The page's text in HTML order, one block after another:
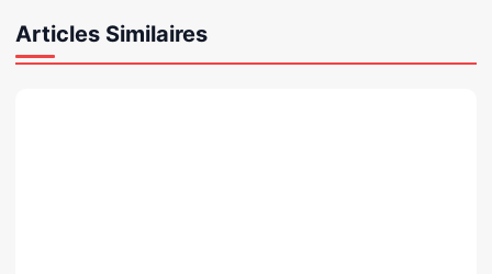
Articles Similaires